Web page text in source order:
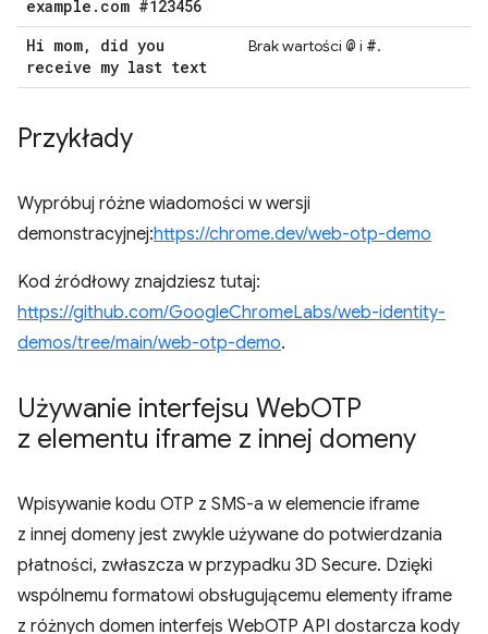
example . com #123456
Hi mom,
did you
receive my last text
Brak wartości @ i #.
Przykłady
Wypróbuj różne wiadomości w wersji
demonstracyjnej:https://chrome.dev/web-otp-demo
Kod źródłowy znajdziesz tutaj:
https://github.com/GoogleChromeLabs/web-identity-
demos/tree/main/web-otp-demo.
Używanie interfejsu WebOTP
z elementu iframe z innej domeny
Wpisywanie kodu OTP z SMS-a w elemencie iframe
z innej domeny jest zwykle używane do potwierdzania
płatności, zwłaszcza w przypadku 3D Secure. Dzięki
wspólnemu formatowi obsługującemu elementy iframe
z różnych domen interfejs WebOTP API dostarcza kody